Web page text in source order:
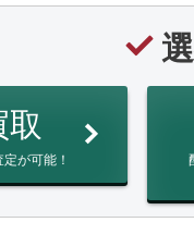
取
が可能！